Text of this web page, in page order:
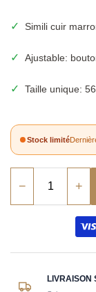
✓ Simili cuir
✓ Ajustable:
✓ Taille unique:
Stock limité
− +
LIVRAISON